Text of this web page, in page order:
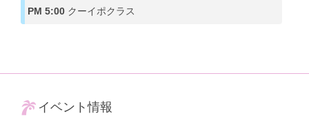
PM 5:00 クーイポクラス
イベント情報